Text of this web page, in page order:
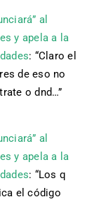
al
y apela a la
: “Claro el
de eso no
o dnd…”
al
y apela a la
: “Los q
el código